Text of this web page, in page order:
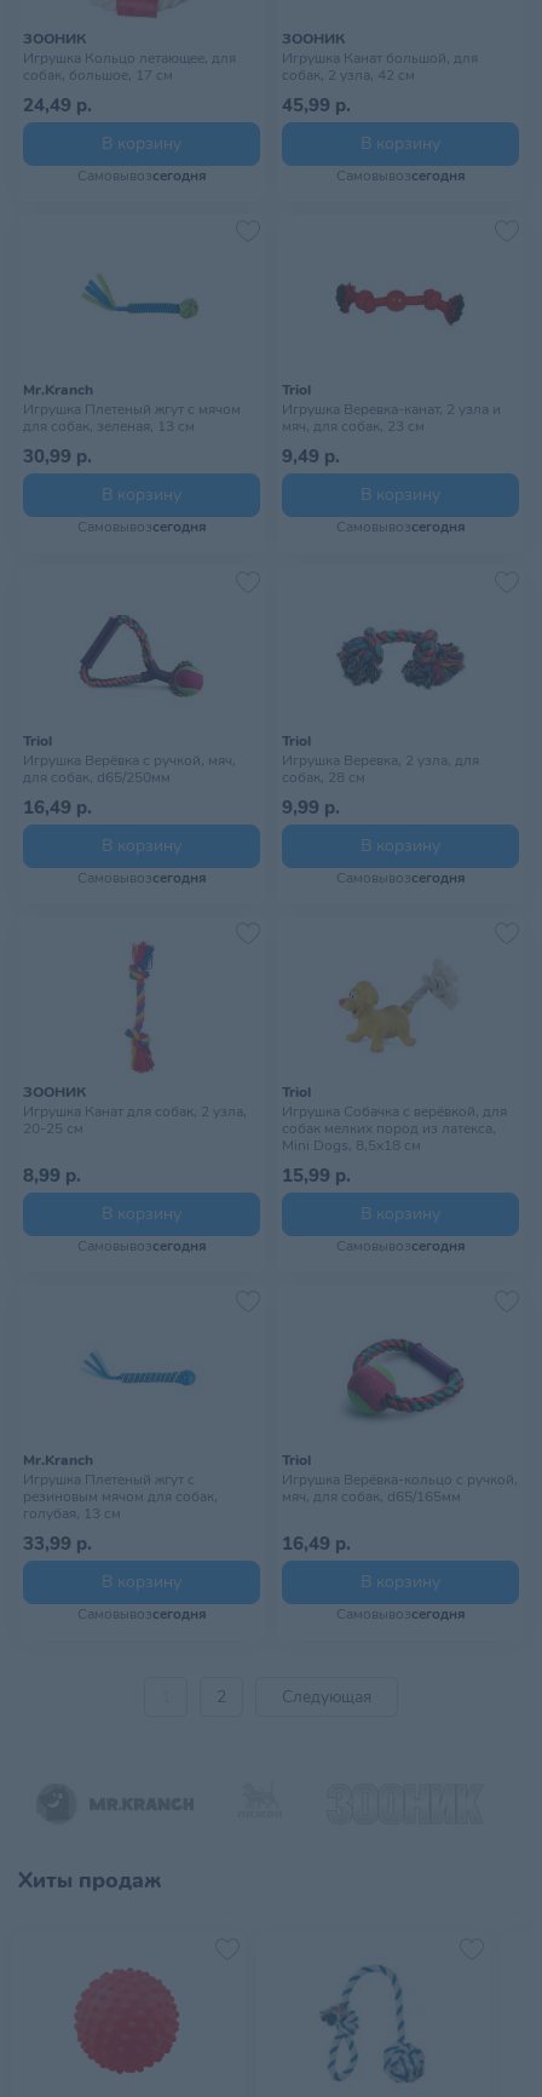
ЗООНИК
Игрушка Кольцо летающее, для
собак, большое, 17 см
24,49 р.
В корзину
Самовывозсегодня
ЗООНИК
Игрушка Канат большой, для
собак, 2 узла, 42 см
45,99 р.
В корзину
Самовывозсегодня
Mr.Kranch
Игрушка Плетеный жгут с мячом
для собак, зеленая, 13 см
30,99 р.
В корзину
Самовывозсегодня
Triol
Игрушка Веревка-канат, 2 узла и
мяч, для собак, 23 см
9,49 р.
В корзину
Самовывозсегодня
Triol
Игрушка Верёвка с ручкой, мяч,
для собак, d65/250мм
16,49 р.
В корзину
Самовывозсегодня
Triol
Игрушка Веревка, 2 узла, для
собак, 28 см
9,99 р.
В корзину
Самовывозсегодня
ЗООНИК
Игрушка Канат для собак, 2 узла,
20-25 см
8,99 р.
В корзину
Самовывозсегодня
Triol
Игрушка Собачка с верёвкой, для
собак мелких пород из латекса,
Mini Dogs, 8,5х18 см
15,99 р.
В корзину
Самовывозсегодня
Mr.Kranch
Игрушка Плетеный жгут с
резиновым мячом для собак,
голубая, 13 см
33,99 р.
В корзину
Самовывозсегодня
Triol
Игрушка Верёвка-кольцо с ручкой,
мяч, для собак, d65/165мм
16,49 р.
В корзину
Самовывозсегодня
2 Следующая
Хиты продаж